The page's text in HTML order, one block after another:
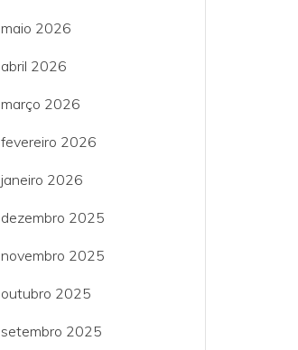
maio 2026
abril 2026
março 2026
fevereiro 2026
janeiro 2026
dezembro 2025
novembro 2025
outubro 2025
setembro 2025